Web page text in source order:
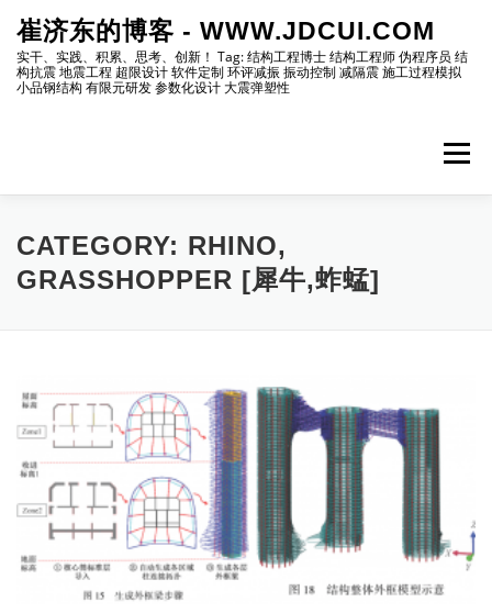
content
崔济东的博客 - WWW.JDCUI.COM
实干、实践、积累、思考、创新！ Tag: 结构工程博士 结构工程师 伪程序员 结
构抗震 地震工程 超限设计 软件定制 环评减振 振动控制 减隔震 施工过程模拟
小品钢结构 有限元研发 参数化设计 大震弹塑性
Menu
[最新] [地震工程] [振动控制]
[编程] [资源] [博主] [网站]
CATEGORY: RHINO,
GRASSHOPPER [犀牛,蚱蜢]